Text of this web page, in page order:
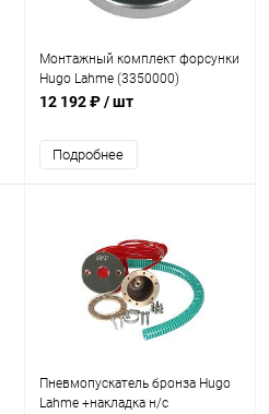
Монтажный комплект форсунки
Hugo Lahme (3350000)
12 192 ₽/ шт
Подробнее
Пневмопускатель бронза Hugo
Lahme +накладка н/с